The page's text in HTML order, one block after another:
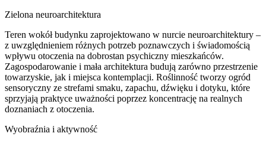
Zielona neuroarchitektura
Teren wokół budynku zaprojektowano w nurcie neuroarchitektury –
z uwzględnieniem różnych potrzeb poznawczych i świadomością
wpływu otoczenia na dobrostan psychiczny mieszkańców.
Zagospodarowanie i mała architektura budują zarówno przestrzenie
towarzyskie, jak i miejsca kontemplacji. Roślinność tworzy ogród
sensoryczny ze strefami smaku, zapachu, dźwięku i dotyku, które
sprzyjają praktyce uważności poprzez koncentrację na realnych
doznaniach z otoczenia.
Wyobraźnia i aktywność